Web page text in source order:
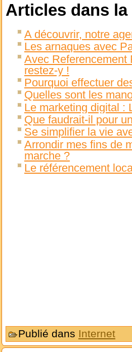
Articles dans
A découvrir, notre
Les arnaques avec
Avec Referencement
restez-y !
Pourquoi effectuer
Quelles sont les
Le marketing digital :
Que faudrait-il pour
Se simplifier la vie
Arrondir mes fins de
marche ?
Le référencement
Publié dans Internet